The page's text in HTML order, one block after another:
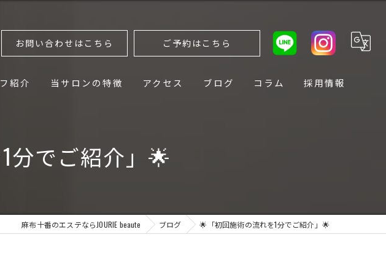
お問い合わせはこちら ご予約はこちら
紹介 当サロンの特徴
ボディ
小顔
アクセス ブログ コラム 採用情報
分でご紹介」🌟
麻布十番のエステならJOURIE beaute ブログ 🌟「初回施術の流れを1分でご紹介」🌟